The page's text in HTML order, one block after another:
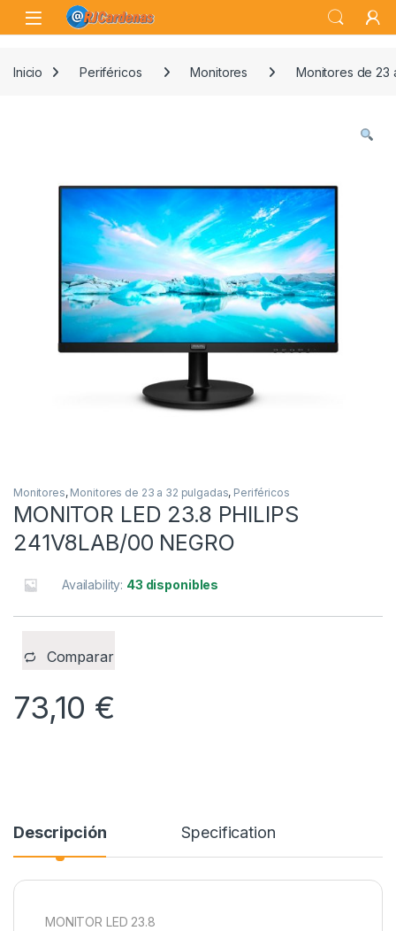
Skip to navigation
Skip to content
Open
Inicio Periféricos Monitores Monitores de 23
Monitores, Monitores de 23 a 32 pulgadas, Periféricos
MONITOR LED 23.8 PHILIPS
241V8LAB/00 NEGRO
Availability: 43 disponibles
Comparar
73,10 €
Descripción Specification
MONITOR LED 23.8